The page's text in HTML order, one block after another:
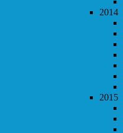
2014
2015